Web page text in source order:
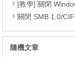
[教學] 關閉
關閉 SMB 1.0/
隨機文章